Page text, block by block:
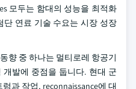
모두는 함대의 성능을 최적화
연료 기술 수요는 시장 성장
향 중 하나는 멀티로레 항공기
발에 중점을 둡니다. 현대 군
과 작업, reconnaissance에 대